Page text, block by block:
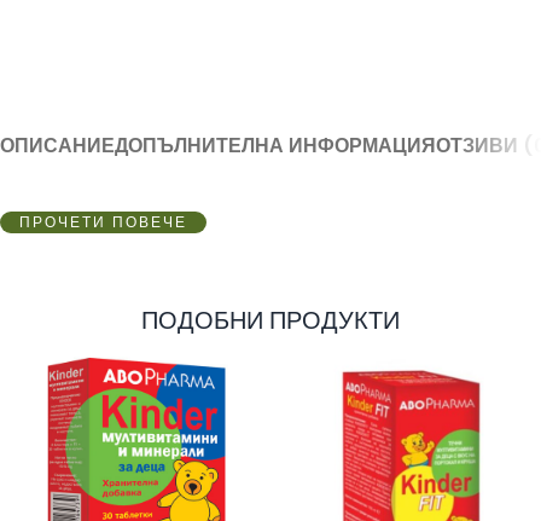
ОПИСАНИЕДОПЪЛНИТЕЛНА ИНФОРМАЦИЯОТЗИВИ
ПРОЧЕТИ ПОВЕЧЕ
ПОДОБНИ ПРОДУКТИ